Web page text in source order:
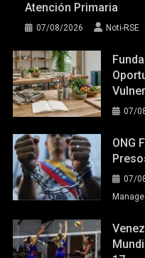
Atención Primaria
07/08/2026 Noti-RSE
07/
ONG
07/